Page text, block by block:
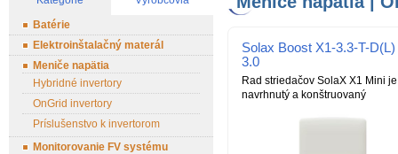
Batérie
Elektroinštalačný materál
Meniče napätia
Hybridné invertory
OnGrid invertory
Príslušenstvo k invertorom
Monitorovanie FV systému
Solax Boost X1-3.3-T-D(L)
3.0
Rad striedačov SolaX X1 Mini je
navrhnutý a konštruovaný